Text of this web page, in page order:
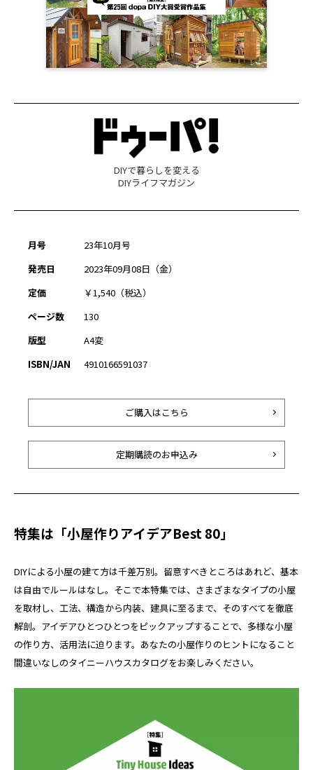
DIYで暮らしを変える
DIYライフマガジン
月号
23年10月号
発売日
2023年09月08日（金）
定価
￥1,540（税込）
ページ数
130
版型
A4変
ISBN/JAN
4910166591037
ご購入はこちら
定期購読のお申込み
特集は「小屋作りアイデアBest 80」
DIYによる小屋の建て方は千差万別。留意すべきところはあれど、基本
は自由でルールはなし。そこで本特集では、さまざまなタイプの小屋
を取材し、工法、構造から内装、建具に至るまで、そのすべてを徹底
解剖。アイデアひとつひとつをピックアップすることで、多様な小屋
の作り方、活用法に迫ります。あなたの小屋作りのヒントになること
間違いなしのタイニーハウスカタログをお楽しみください。